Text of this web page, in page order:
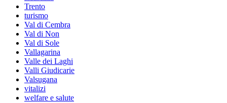
Trento
turismo
Val di Cembra
Val di Non
Val di Sole
Vallagarina
Valle dei Laghi
Valli Giudicarie
Valsugana
vitalizi
welfare e salute